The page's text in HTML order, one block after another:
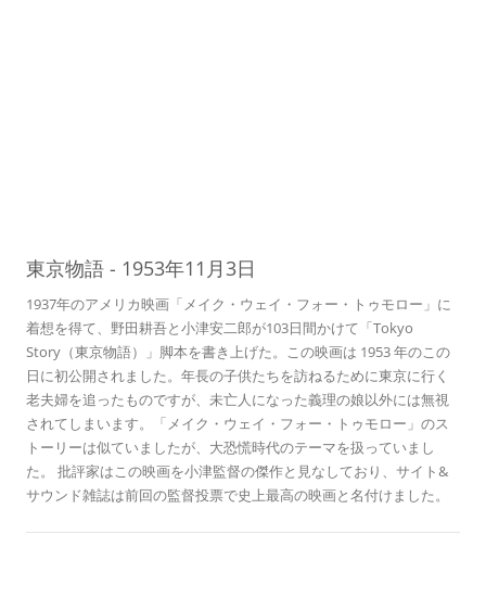
東京物語 - 1953年11月3日
1937年のアメリカ映画「メイク・ウェイ・フォー・トゥモロー」に
着想を得て、野田耕吾と小津安二郎が103日間かけて「Tokyo
Story（東京物語）」脚本を書き上げた。この映画は 1953 年のこの
日に初公開されました。年長の子供たちを訪ねるために東京に行く
老夫婦を追ったものですが、未亡人になった義理の娘以外には無視
されてしまいます。「メイク・ウェイ・フォー・トゥモロー」のス
トーリーは似ていましたが、大恐慌時代のテーマを扱っていまし
た。 批評家はこの映画を小津監督の傑作と見なしており、サイト&
サウンド雑誌は前回の監督投票で史上最高の映画と名付けました。